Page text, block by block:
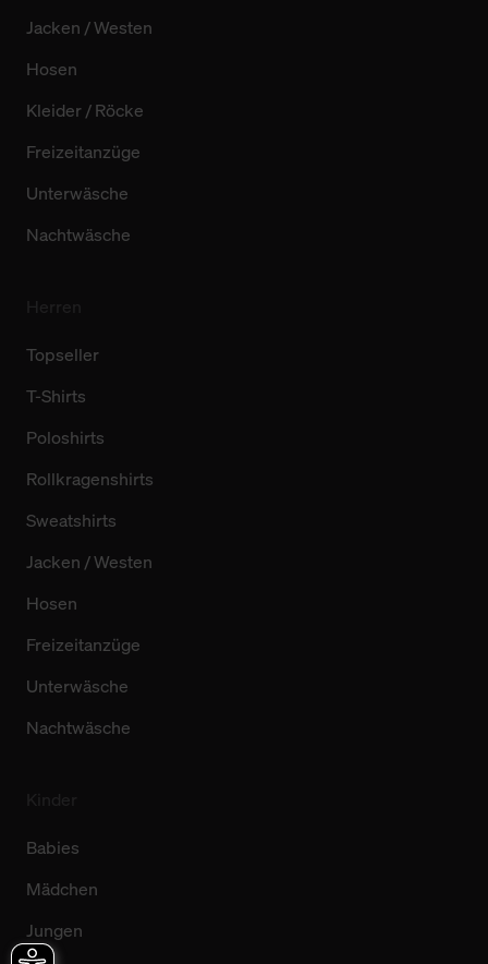
Jacken / Westen
Hosen
Kleider / Röcke
Freizeitanzüge
Unterwäsche
Nachtwäsche
Topseller
T-Shirts
Poloshirts
Rollkragenshirts
Sweatshirts
Jacken / Westen
Hosen
Freizeitanzüge
Unterwäsche
Nachtwäsche
Babies
Mädchen
Jungen